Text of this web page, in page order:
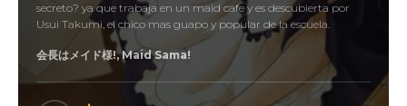
secreto? ya que trabaja en un maid cafe y es descubierta por
Usui Takumi, el chico mas guapo y popular de la escuela.
会長はメイド様!, Maid Sama!